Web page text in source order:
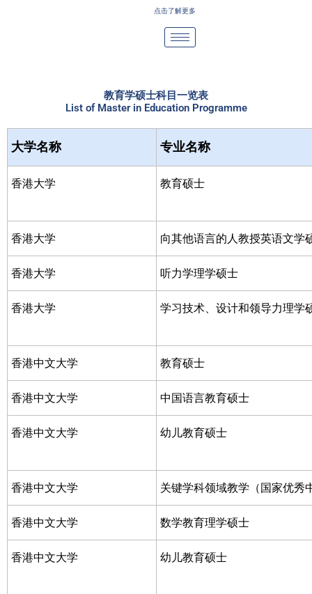
点击了解更多
教育学硕士科目一览表
List of Master in Education Programme
大学名称 专业名称
香港大学 教育硕士
香港大学 向其他语言的人教授英语文学
香港大学 听力学理学硕士
香港大学 学习技术、设计和领导力理学
香港中文大学 教育硕士
香港中文大学 中国语言教育硕士
香港中文大学 幼儿教育硕士
香港中文大学 关键学科领域教学（国家优秀
香港中文大学 数学教育理学硕士
香港中文大学 幼儿教育硕士